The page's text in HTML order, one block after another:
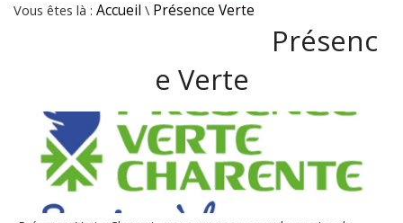
Vous êtes là : Accueil \ Présence Verte
Présenc
e Verte